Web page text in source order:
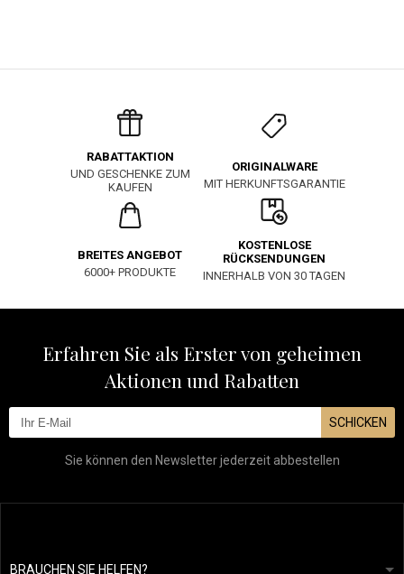
RABATTAKTION
UND GESCHENKE ZUM
KAUFEN
ORIGINALWARE
MIT HERKUNFTSGARANTIE
BREITES ANGEBOT
6000+ PRODUKTE
KOSTENLOSE
RÜCKSENDUNGEN
INNERHALB VON 30 TAGEN
Erfahren Sie als Erster von geheimen
Aktionen und Rabatten
SCHICKEN
Sie können den Newsletter jederzeit abbestellen
BRAUCHEN SIE HELFEN?